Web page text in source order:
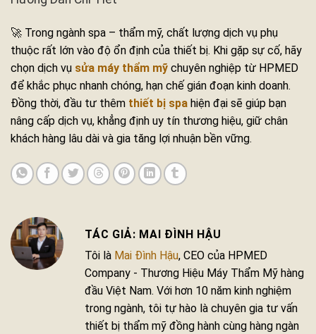
🚀 Trong ngành spa – thẩm mỹ, chất lượng dịch vụ phụ
thuộc rất lớn vào độ ổn định của thiết bị. Khi gặp sự cố, hãy
chọn dịch vụ sửa máy thẩm mỹ chuyên nghiệp từ HPMED
để khắc phục nhanh chóng, hạn chế gián đoạn kinh doanh.
Đồng thời, đầu tư thêm thiết bị spa hiện đại sẽ giúp bạn
nâng cấp dịch vụ, khẳng định uy tín thương hiệu, giữ chân
khách hàng lâu dài và gia tăng lợi nhuận bền vững.
MAI ĐÌNH HẬU
Tôi là Mai Đình Hậu, CEO của HPMED
Company - Thương Hiệu Máy Thẩm Mỹ hàng
đầu Việt Nam. Với hơn 10 năm kinh nghiệm
trong ngành, tôi tự hào là chuyên gia tư vấn
thiết bị thẩm mỹ đồng hành cùng hàng ngàn